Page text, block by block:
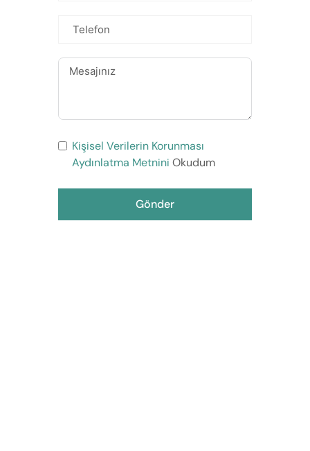
Kişisel Verilerin Korunması
Aydınlatma Metnini Okudum
Gönder